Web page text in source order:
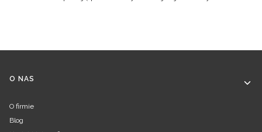
Linki w stopce
O NAS
O firmie
Blog